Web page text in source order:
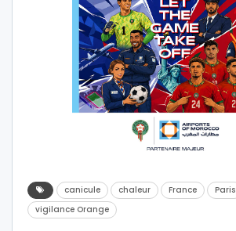
canicule chaleur France
Paris
vigilance Orange